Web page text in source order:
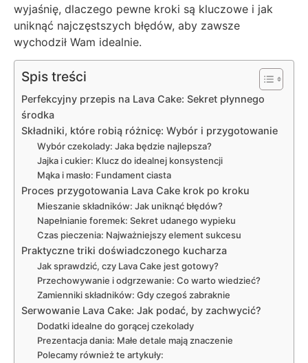
wyjaśnię, dlaczego pewne kroki są kluczowe i jak
uniknąć najczęstszych błędów, aby zawsze
wychodził Wam idealnie.
Spis treści
Perfekcyjny przepis na Lava Cake: Sekret płynnego
środka
Składniki, które robią różnicę: Wybór i przygotowanie
Wybór czekolady: Jaka będzie najlepsza?
Jajka i cukier: Klucz do idealnej konsystencji
Mąka i masło: Fundament ciasta
Proces przygotowania Lava Cake krok po kroku
Mieszanie składników: Jak uniknąć błędów?
Napełnianie foremek: Sekret udanego wypieku
Czas pieczenia: Najważniejszy element sukcesu
Praktyczne triki doświadczonego kucharza
Jak sprawdzić, czy Lava Cake jest gotowy?
Przechowywanie i odgrzewanie: Co warto wiedzieć?
Zamienniki składników: Gdy czegoś zabraknie
Serwowanie Lava Cake: Jak podać, by zachwycić?
Dodatki idealne do gorącej czekolady
Prezentacja dania: Małe detale mają znaczenie
Polecamy również te artykuły: